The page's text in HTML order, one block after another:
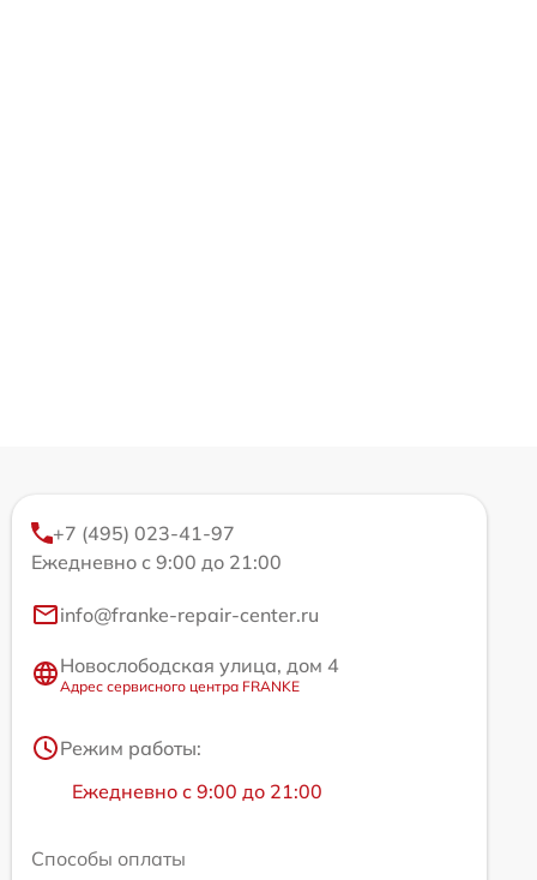
+7 (495) 023-41-97
Ежедневно с 9:00 до 21:00
info@franke-repair-center.ru
Новослободская улица, дом 4
Адрес сервисного центра FRANKE
Режим работы:
Ежедневно с 9:00 до 21:00
Способы оплаты